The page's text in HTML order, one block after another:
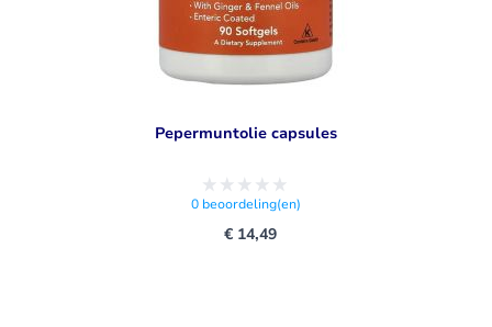
Pepermuntolie capsules
0 beoordeling(en)
€ 14,49